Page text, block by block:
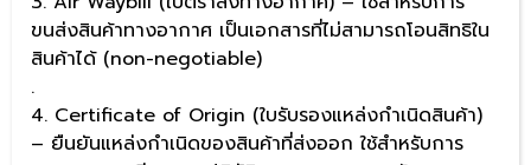
ขนส่งสินค้าทางอากาศ เป็นเอกสารที่ไม่สามารถโอนสิทธิใน
สินค้าได้ (non-negotiable)
.
4. Certificate of Origin (ใบรับรองแหล่งกำเนิดสินค้า)
– ยืนยันแหล่งกำเนิดของสินค้าที่ส่งออก ใช้สำหรับการ